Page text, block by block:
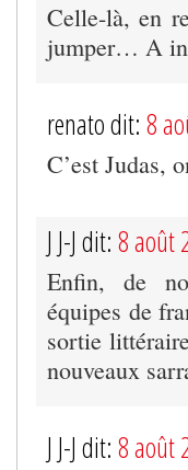
Celle-là, en
jumper… A
renato dit: 8
C’est Judas,
J J-J dit: 8 août
Enfin, de
équipes de
sortie
nouveaux
J J-J dit: 8 août